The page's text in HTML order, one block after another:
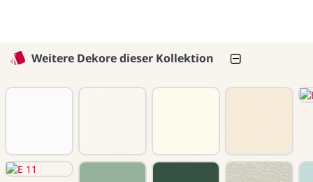
Weitere Dekore dieser Kollektion